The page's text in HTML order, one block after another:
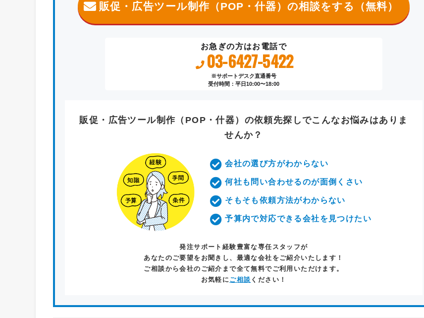
販促・広告ツール制作（POP・什器）の相談をする（無料）
お急ぎの方はお電話で
03-6427-5422
※サポートデスク直通番号
受付時間：平日10:00〜18:00
販促・広告ツール制作（POP・什器） の依頼先探し でこんなお悩みはありま
せんか？
会社の選び方がわからない
何社も問い合わせるのが面倒くさい
そもそも依頼方法がわからない
予算内で対応できる会社を見つけたい
発注サポート経験豊富な専任スタッフが
あなたのご要望をお聞きし、最適な会社をご紹介いたします！
ご相談から会社のご紹介まで全て無料でご利用いただけます。
お気軽にご相談 ください！